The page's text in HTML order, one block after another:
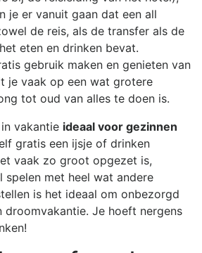
je er vanuit gaan dat een all
de reis, als de transfer als de
eten en drinken bevat.
gebruik maken en genieten van
je vaak op een wat grotere
tot oud van alles te doen is.
vakantie ideaal voor gezinnen
gratis een ijsje of drinken
vaak zo groot opgezet is,
spelen met heel wat andere
is het ideaal om onbezorgd
droomvakantie. Je hoeft nergens